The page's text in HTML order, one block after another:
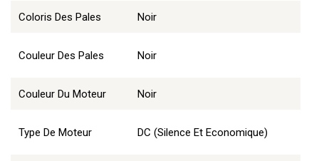
Coloris Des Pales Noir
Couleur Des Pales Noir
Couleur Du Moteur Noir
Type De Moteur DC (Silence Et Economique)